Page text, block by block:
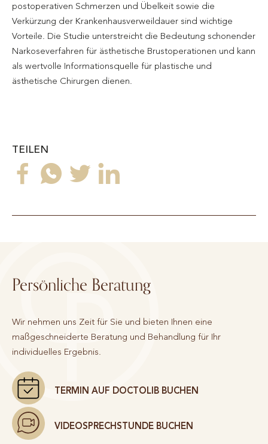
postoperativen Schmerzen und Übelkeit sowie die
Verkürzung der Krankenhausverweildauer sind wichtige
Vorteile. Die Studie unterstreicht die Bedeutung schonender
Narkoseverfahren für ästhetische Brustoperationen und kann
als wertvolle Informationsquelle für plastische und
ästhetische Chirurgen dienen.
TEILEN
Persönliche Beratung
Wir nehmen uns Zeit für Sie und bieten Ihnen eine
maßgeschneiderte Beratung und Behandlung für Ihr
individuelles Ergebnis.
TERMIN AUF DOCTOLIB BUCHEN
VIDEOSPRECHSTUNDE BUCHEN